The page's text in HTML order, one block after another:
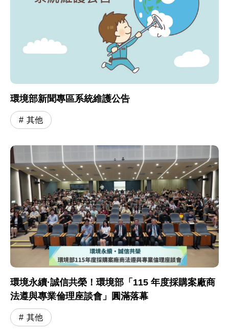
環境部新聞專區系統維護公告
其他
環境永續·誠信共榮！環境部「115 年度採購案廠商
法遵與專業倫理座談會」圓滿落幕
其他